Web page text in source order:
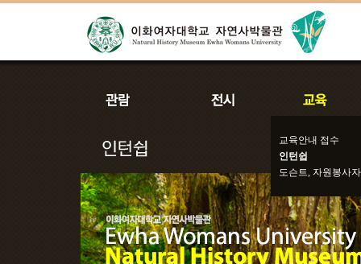
교육안내 접수
인턴쉽
도슨트, 자원봉사자